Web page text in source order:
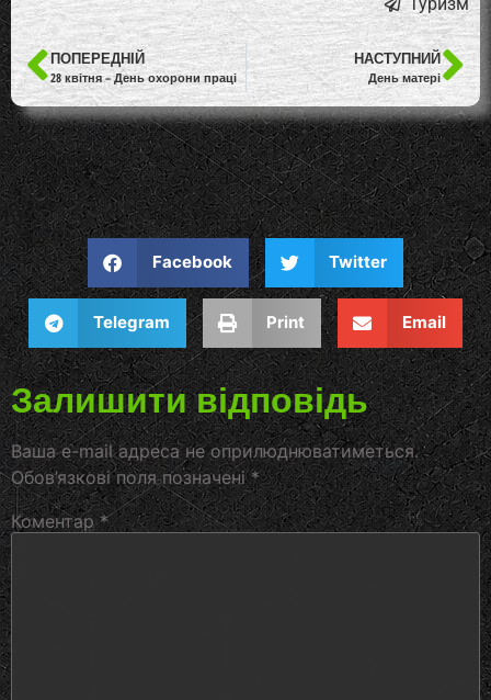
ПОПЕРЕДНІЙ
28 квітня – День охорони праці
НАСТУПНИЙ
День матері
Facebook Twitter
Telegram Print Email
Залишити відповідь
Ваша e-mail адреса не оприлюднюватиметься.
Обов’язкові поля позначені*
Коментар*